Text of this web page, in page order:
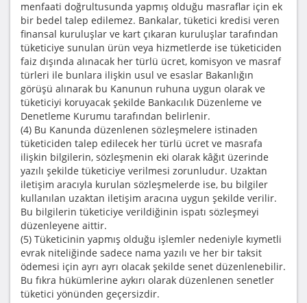
menfaati doğrultusunda yapmış olduğu masraflar için ek
bir bedel talep edilemez. Bankalar, tüketici kredisi veren
finansal kuruluşlar ve kart çıkaran kuruluşlar tarafından
tüketiciye sunulan ürün veya hizmetlerde ise tüketiciden
faiz dışında alınacak her türlü ücret, komisyon ve masraf
türleri ile bunlara ilişkin usul ve esaslar Bakanlığın
görüşü alınarak bu Kanunun ruhuna uygun olarak ve
tüketiciyi koruyacak şekilde Bankacılık Düzenleme ve
Denetleme Kurumu tarafından belirlenir.
(4) Bu Kanunda düzenlenen sözleşmelere istinaden
tüketiciden talep edilecek her türlü ücret ve masrafa
ilişkin bilgilerin, sözleşmenin eki olarak kâğıt üzerinde
yazılı şekilde tüketiciye verilmesi zorunludur. Uzaktan
iletişim aracıyla kurulan sözleşmelerde ise, bu bilgiler
kullanılan uzaktan iletişim aracına uygun şekilde verilir.
Bu bilgilerin tüketiciye verildiğinin ispatı sözleşmeyi
düzenleyene aittir.
(5) Tüketicinin yapmış olduğu işlemler nedeniyle kıymetli
evrak niteliğinde sadece nama yazılı ve her bir taksit
ödemesi için ayrı ayrı olacak şekilde senet düzenlenebilir.
Bu fıkra hükümlerine aykırı olarak düzenlenen senetler
tüketici yönünden geçersizdir.